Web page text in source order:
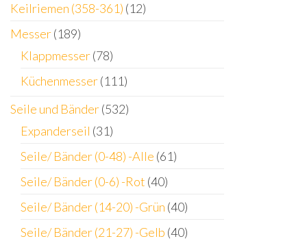
Keilriemen (358-361) (12)
Messer(189)
Klappmesser(78)
Küchenmesser(111)
Seile und Bänder(532)
Expanderseil (31)
Seile/ Bänder (0-48) -Alle (61)
Seile/ Bänder (0-6) -Rot (40)
Seile/ Bänder (14-20) -Grün (40)
Seile/ Bänder (21-27) -Gelb (40)